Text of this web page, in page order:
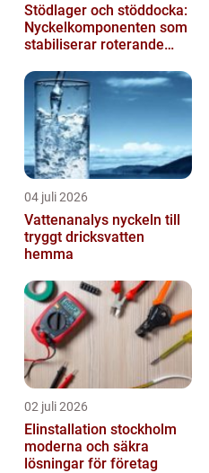
Stödlager och stöddocka:
Nyckelkomponenten som
stabiliserar roterande
04 juli 2026
Vattenanalys nyckeln till
tryggt dricksvatten
hemma
02 juli 2026
Elinstallation stockholm
moderna och säkra
lösningar för företag